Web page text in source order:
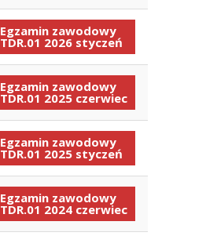
Egzamin zawodowy
TDR.01 2026 styczeń
Egzamin zawodowy
TDR.01 2025 czerwiec
Egzamin zawodowy
TDR.01 2025 styczeń
Egzamin zawodowy
TDR.01 2024 czerwiec